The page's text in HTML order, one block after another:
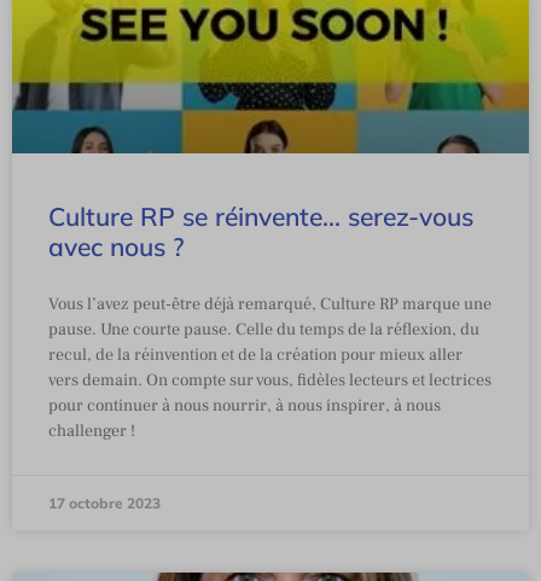
Culture RP se réinvente… serez-vous
avec nous ?
Vous l’avez peut-être déjà remarqué, Culture RP marque une
pause. Une courte pause. Celle du temps de la réflexion, du
recul, de la réinvention et de la création pour mieux aller
vers demain. On compte sur vous, fidèles lecteurs et lectrices
pour continuer à nous nourrir, à nous inspirer, à nous
challenger !
17 octobre 2023